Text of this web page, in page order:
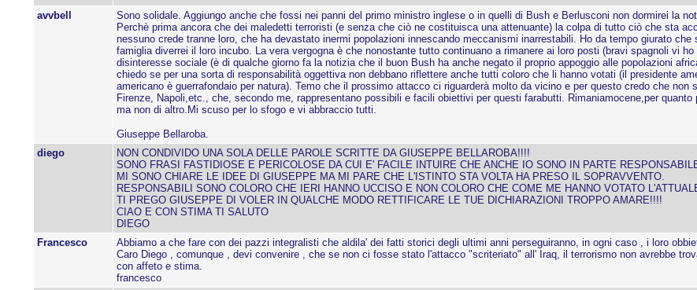
avvbell
Sono solidale. Aggiungo anche che fossi nei panni del primo ministro inglese o in quelli di Bush e Berlusconi non dormirei la
Perchè prima ancora che dei maledetti terroristi (e senza che ciò ne costituisca una attenuante) la colpa di tutto ciò che sta
nessuno crede tranne loro, che ha devastato inermi popolazioni innescando meccanismi inarrestabili. Ho da tempo giurato
famiglia diverrei il loro incubo. La vera vergogna è che nonostante tutto continuano a rimanere ai loro posti (bravi spagnoli vi
disinteresse sociale (è di qualche giorno fa la notizia che il buon Bush ha anche negato il proprio appoggio alle popolazioni
chiedo se per una sorta di responsabilità oggettiva non debbano riflettere anche tutti coloro che li hanno votati (il presidente
americano è guerrafondaio per natura). Temo che il prossimo attacco ci riguarderà molto da vicino e per questo credo che
Firenze, Napoli,etc., che, secondo me, rappresentano possibili e facili obiettivi per questi farabutti. Rimaniamocene,per
ma non di altro.Mi scuso per lo sfogo e vi abbraccio tutti.
Giuseppe Bellaroba.
diego
NON CONDIVIDO UNA SOLA DELLE PAROLE SCRITTE DA GIUSEPPE BELLAROBA!!!!
SONO FRASI FASTIDIOSE E PERICOLOSE DA CUI E' FACILE INTUIRE CHE ANCHE IO SONO IN PARTE
MI SONO CHIARE LE IDEE DI GIUSEPPE MA MI PARE CHE L'ISTINTO STA VOLTA HA PRESO IL SOPRAVVENTO.
RESPONSABILI SONO COLORO CHE IERI HANNO UCCISO E NON COLORO CHE COME ME HANNO VOTATO
TI PREGO GIUSEPPE DI VOLER IN QUALCHE MODO RETTIFICARE LE TUE DICHIARAZIONI TROPPO AMARE!!!!
CIAO E CON STIMA TI SALUTO
DIEGO
Francesco
Abbiamo a che fare con dei pazzi integralisti che aldila' dei fatti storici degli ultimi anni perseguiranno, in ogni caso , i loro
Caro Diego , comunque , devi convenire , che se non ci fosse stato l'attacco "scriteriato" all' Iraq, il terrorismo non avrebbe
con affeto e stima.
francesco